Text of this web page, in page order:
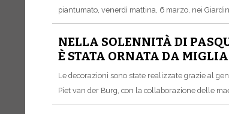
piantumato, venerdì mattina, 6 marzo, nei
NELLA SOLENNITÀ DI
È STATA ORNATA DA
Le decorazioni sono state realizzate grazie al
Piet van der Burg, con la collaborazione delle